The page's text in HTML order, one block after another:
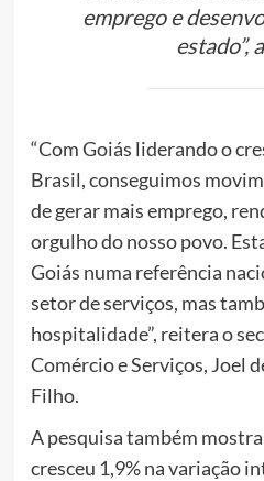
emprego e
estado”,
“Com Goiás liderando o
Brasil, conseguimos
de gerar mais emprego,
orgulho do nosso povo.
Goiás numa referência
setor de serviços, mas
hospitalidade”, reitera o
Comércio e Serviços, Joel
Filho.
A pesquisa também
cresceu 1,9% na variação